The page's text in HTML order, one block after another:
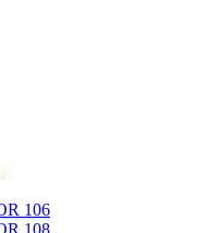
106
108